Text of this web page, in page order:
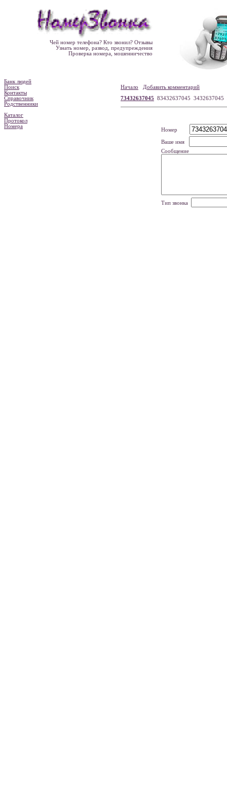
Чей номер телефона? Кто звонил? Отзывы
Узнать номер, развод, предупреждения
Проверка номера, мошенничество
Банк людей
Поиск
Контакты
Справочник
Родственники
Каталог
Протокол
Номера
Начало
Добавить комментарий
73432637045 83432637045 3432637045
Номер
Ваше имя
Сообщение
Тип звонка